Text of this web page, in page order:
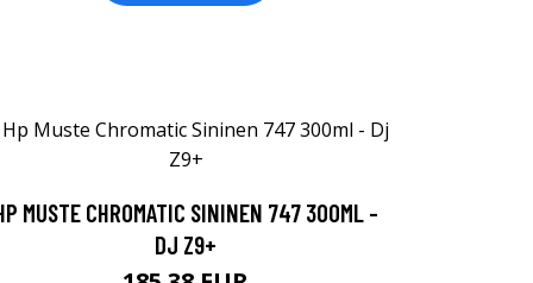
MUSTE CHROMATIC SININEN 747 300ML -
DJ Z9+